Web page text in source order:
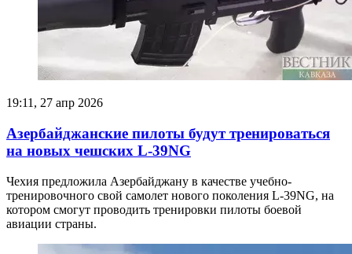
19:11, 27 апр 2026
Азербайджанские пилоты будут тренироваться
на новых чешских L-39NG
Чехия предложила Азербайджану в качестве учебно-
тренировочного свой самолет нового поколения L-39NG, на
котором смогут проводить тренировки пилоты боевой
авиации страны.